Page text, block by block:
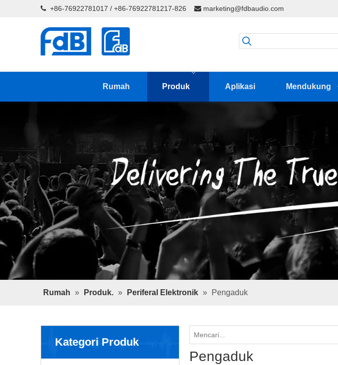
 +86-76922781017 / +86-76922781217-826  marketing@fdbaudio.com
Rumah Produk Aplikasi Mendukung
Rumah » Produk. » Periferal Elektronik » Pengaduk
Kategori Produk
Pengaduk